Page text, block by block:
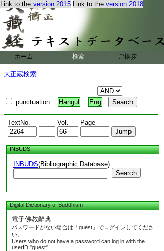
Link to the version 2015 Link to the version 2018
ホーム 検索 ご挨拶
大正蔵検索
punctuation Hangul Eng
TextNo. Vol. Page
INBUDS
INBUDS(Bibliographic Database)
Search
Digital Dictionary of Buddhism
電子佛教辭典
パスワードがない場合は「guest」でログインしてくださ
い。
Users who do not have a password can log in with the
userID "guest".